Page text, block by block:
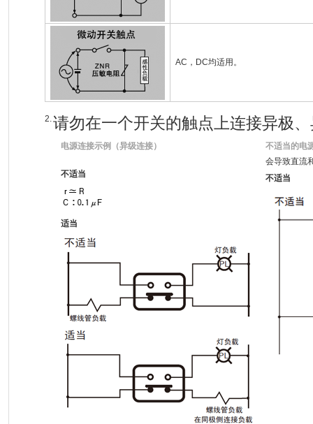
AC，DC均适用。
2.请勿在一个开关的触点上连接异极
电源连接示例（异级连接）
不适当
适当
不适当的电
会导致直流
不适当